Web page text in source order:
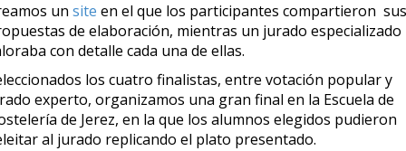
un site en el que los participantes compartieron sus
de elaboración, mientras un jurado especializado
con detalle cada una de ellas.
los cuatro finalistas, entre votación popular y
experto, organizamos una gran final en la Escuela de
de Jerez, en la que los alumnos elegidos pudieron
al jurado replicando el plato presentado.